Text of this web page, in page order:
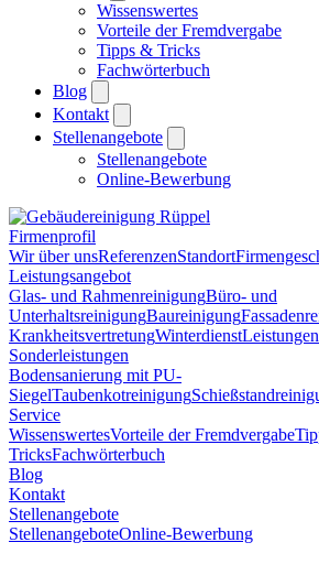
Wissenswertes
Vorteile der Fremdvergabe
Tipps & Tricks
Fachwörterbuch
Blog
Kontakt
Stellenangebote
Stellenangebote
Online-Bewerbung
Firmenprofil
Wir über unsReferenzenStandort
Leistungsangebot
Glas- und RahmenreinigungBüro- und
UnterhaltsreinigungBaureinigung
KrankheitsvertretungWinterdienst
Sonderleistungen
Bodensanierung mit PU-
SiegelTaubenkotreinigung
Service
WissenswertesVorteile der Fremdvergabe
TricksFachwörterbuch
Blog
Kontakt
Stellenangebote
StellenangeboteOnline-Bewerbung